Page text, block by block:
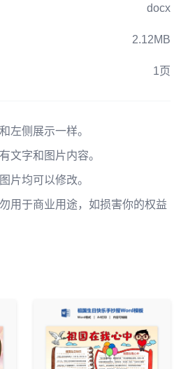
docx
2.12MB
1页
左侧展示一样。
文字和图片内容。
片均可以修改。
用于商业用途，如损害你的权益